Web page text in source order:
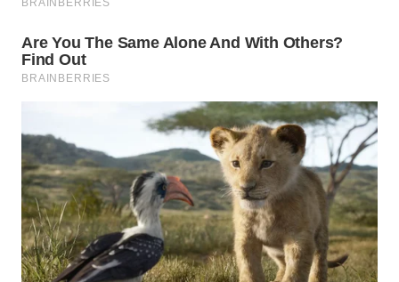
WN
WN
WN
LABUHANBATU
WN
TAPANULI
TENGAH